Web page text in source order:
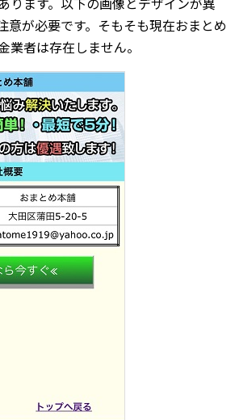
意が必要です。そもそも現在おまとめ
業者は存在しません。